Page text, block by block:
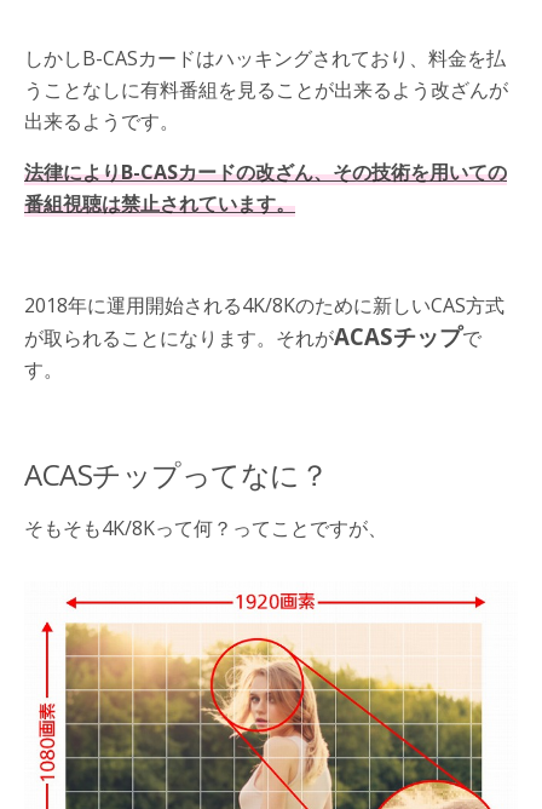
しかしB-CASカードはハッキングされており、料金を払
うことなしに有料番組を見ることが出来るよう改ざんが
出来るようです。
法律によりB-CASカードの改ざん、その技術を用いての
番組視聴は禁止されています。
2018年に運用開始される4K/8Kのために新しいCAS方式
が取られることになります。それがACASチップで
す。
ACASチップってなに？
そもそも4K/8Kって何？ってことですが、